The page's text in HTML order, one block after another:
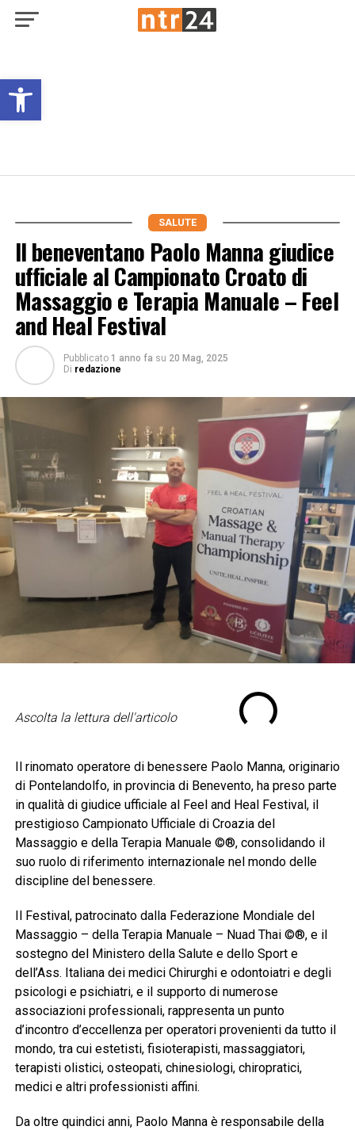
Open toolbar
SALUTE
Il beneventano Paolo Manna giudice
ufficiale al Campionato Croato di
Massaggio e Terapia Manuale – Feel
and Heal Festival
Pubblicato 1 anno fa su 20 Mag, 2025
Di redazione
Ascolta la lettura dell'articolo
Il rinomato operatore di benessere Paolo Manna, originario
di Pontelandolfo, in provincia di Benevento, ha preso parte
in qualità di giudice ufficiale al Feel and Heal Festival, il
prestigioso Campionato Ufficiale di Croazia del
Massaggio e della Terapia Manuale ©®, consolidando il
suo ruolo di riferimento internazionale nel mondo delle
discipline del benessere.
Il Festival, patrocinato dalla Federazione Mondiale del
Massaggio – della Terapia Manuale – Nuad Thai ©®, e il
sostegno del Ministero della Salute e dello Sport e
dell’Ass. Italiana dei medici Chirurghi e odontoiatri e degli
psicologi e psichiatri, e il supporto di numerose
associazioni professionali, rappresenta un punto
d’incontro d’eccellenza per operatori provenienti da tutto il
mondo, tra cui estetisti, fisioterapisti, massaggiatori,
terapisti olistici, osteopati, chinesiologi, chiropratici,
medici e altri professionisti affini.
Da oltre quindici anni, Paolo Manna è responsabile della